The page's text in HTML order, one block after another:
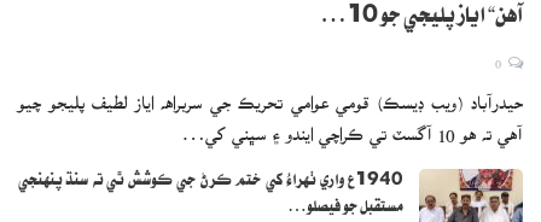
آهن“ اياز پليجي جو 10…
حيدرآباد (ويب ڊيسڪ) قومي عوامي تحريڪ جي سربراهه اياز لطيف پليجو چيو
آهي ته هو 10 آگسٽ تي ڪراچي ايندو ۽ سڀني کي…
1940ع واري ٺهراءُ کي ختم ڪرڻ جي ڪوشش ٿي ته سنڌ پنهنجي
مستقبل جو فيصلو…